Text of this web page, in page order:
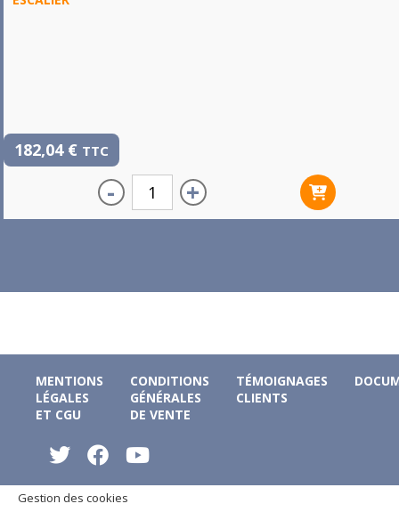
182,04 € TTC
- +
MENTIONS
LÉGALES
ET CGU
CONDITIONS
GÉNÉRALES
DE VENTE
TÉMOIGNAGES
CLIENTS
Gestion des cookies